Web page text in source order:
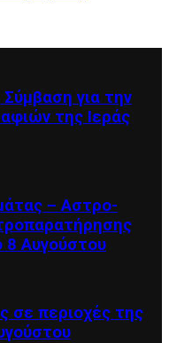
για την
της Ιεράς
– Αστρο-
8 Αυγούστου
σε περιοχές της